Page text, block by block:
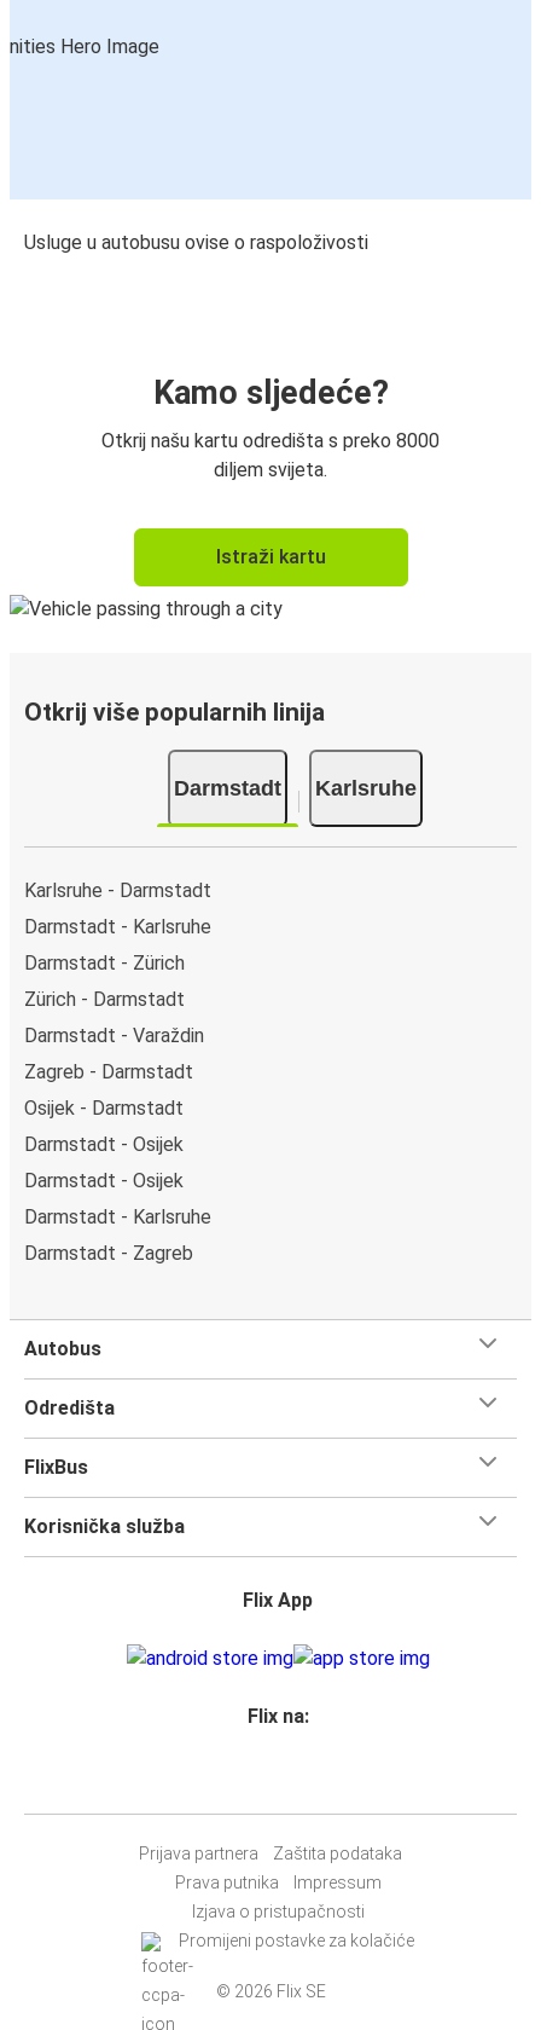
Usluge u autobusu ovise o raspoloživosti
Kamo sljedeće?
Otkrij našu kartu odredišta s preko 8000
diljem svijeta.
Istraži kartu
Otkrij više popularnih linija
Darmstadt Karlsruhe
Karlsruhe - Darmstadt
Darmstadt - Karlsruhe
Darmstadt - Zürich
Zürich - Darmstadt
Darmstadt - Varaždin
Zagreb - Darmstadt
Osijek - Darmstadt
Darmstadt - Osijek
Darmstadt - Osijek
Darmstadt - Karlsruhe
Darmstadt - Zagreb
Autobus
Odredišta
FlixBus
Korisnička služba
Flix App
Flix na:
Prijava partnera
Zaštita podataka
Prava putnika
Impressum
Izjava o pristupačnosti
Promijeni postavke za kolačiće
© 2026 Flix SE